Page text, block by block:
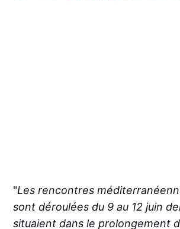
"Les rencontres
sont déroulées du 9 au 12 juin
situaient dans le prolongement